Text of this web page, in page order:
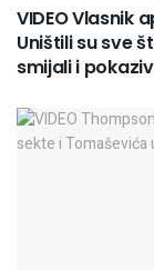
VIDEO Vlasnik
Uništili su sve
smijali i